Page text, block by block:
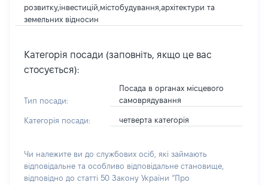
розвитку,інвестицій,містобудування,архітектури та
земельних відносин
Категорія посади (заповніть, якщо це вас
стосується):
Тип посади:
Посада в органах місцевого
самоврядування
Категорія посади: четверта категорія
Чи належите ви до службових осіб, які займають
відповідальне та особливо відповідальне становище,
відповідно до статті 50 Закону України “Про